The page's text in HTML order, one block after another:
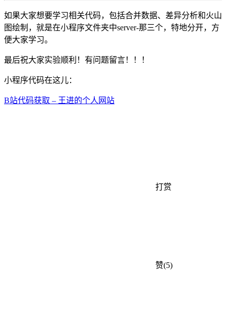
如果大家想要学习相关代码，包括合并数据、差异分析和火山
图绘制，就是在小程序文件夹中server-那三个，特地分开，方
便大家学习。
最后祝大家实验顺利！有问题留言！！！
小程序代码在这儿：
B站代码获取 – 王进的个人网站
打赏
赞(5)